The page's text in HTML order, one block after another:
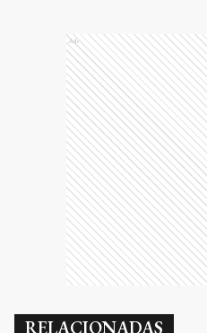
Ads
RELACIONADAS